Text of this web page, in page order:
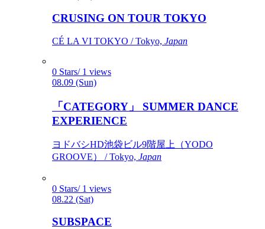
CRUSING ON TOUR TOKYO
CÉ LA VI TOKYO / Tokyo, Japan
0 Stars/ 1 views
08.09 (Sun)
「CATEGORY」 SUMMER DANCE
EXPERIENCE
ヨドバシHD池袋ビル9階屋上（YODO
GROOVE） / Tokyo, Japan
0 Stars/ 1 views
08.22 (Sat)
SUBSPACE